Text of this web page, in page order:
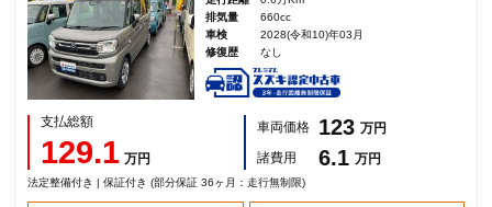
排気量
660cc
車検
2028(令和10)年03月
修復歴
なし
支払総額
129.1 万円
車両価格 123 万円
諸費用
6.1 万円
法定整備付き | 保証付き (部分保証 36ヶ月：走行無制限)